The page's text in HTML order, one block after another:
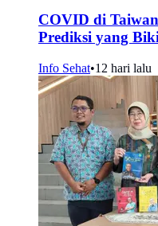
COVID di
Prediksi yang
Info Sehat•12 hari lalu